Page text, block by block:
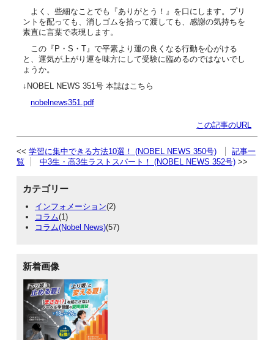
よく、些細なことでも『ありがとう！』を口にします。プリ
ントを配っても、消しゴムを拾って渡しても、感謝の気持ちを
素直に言葉で表現します。
この『P・S・T』で平素より運の良くなる行動を心がける
と、運気が上がり運を味方にして受験に臨めるのではないでし
ょうか。
↓NOBEL NEWS 351号 本誌はこちら
nobelnews351.pdf
この記事のURL
学習に集中できる方法10選！ (NOBEL NEWS 350号)
記事一
覧
中3生・高3生ラストスパート！ (NOBEL NEWS 352号)
カテゴリー
インフォメーション(2)
コラム(1)
コラム(Nobel News)(57)
新着画像